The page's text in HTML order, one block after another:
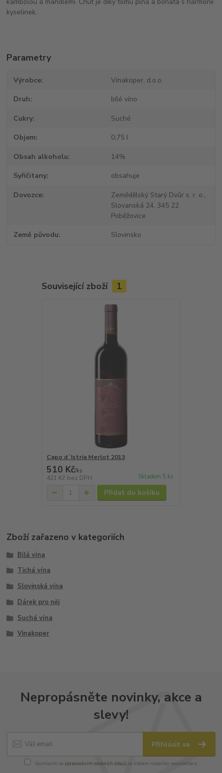
kyselinek.
Parametry
Výrobce Vinakoper, d.o.o.
Druh bílé víno
Cukry Suché
Objem 0,75 l
Obsah alkoholu 14%
Syřičitany obsahuje
Dovozce
Zemědělský Starý Dvůr s. r. o.,
Slovanská 24, 345 22
Poběžovice
Země původu Slovinsko
Související zboží 1
Capo d´Istria Merlot 2013
510 Kč/ks
421 Kč bez DPH Skladem 5 ks
Přidat do košíku
Zboží zařazeno v kategoriích
Bílá vína
Tichá vína
Slovinská vína
Dárek pro něj
Suchá vína
Vinakoper
Nepropásněte novinky, akce a
slevy!
Přihlásit se
Souhlasím se zpracováním osobních údajůza účelem rozesílky newsletteru.